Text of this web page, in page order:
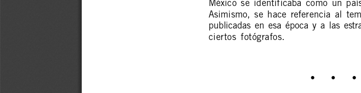
•     •     •
México  se  identificaba  como  un
Asimismo,  se  hace  referencia  al
publicadas  en  esa  época  y  a  las
ciertos  fotógrafos.